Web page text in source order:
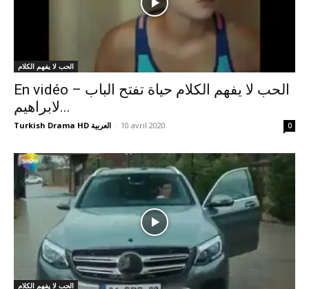
الحب لا يفهم الكلام
En vidéo – الحب لا يفهم الكلام حياة تفتح الباب
لابراهيم...
Turkish Drama HD العربية - 10 avril 2020 0
الحب لا يفهم الكلام